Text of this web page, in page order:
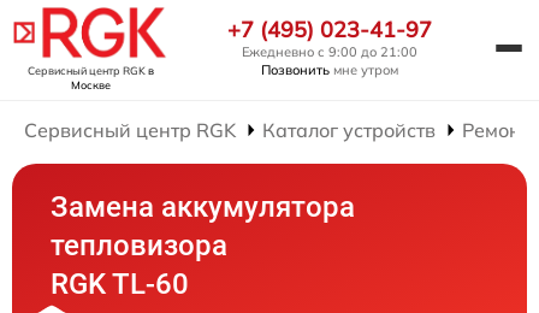
Сервисный центр RGKв
Москве
+7 (495) 023-41-97
Ежедневно с 9:00 до 21:00
Позвонить мне утром
Сервисный центр RGK Каталог устройств Ремонт
Замена аккумулятора
тепловизора
RGK TL-60